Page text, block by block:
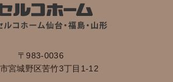
〒983-0036
宮城野区苦竹3丁目1-12